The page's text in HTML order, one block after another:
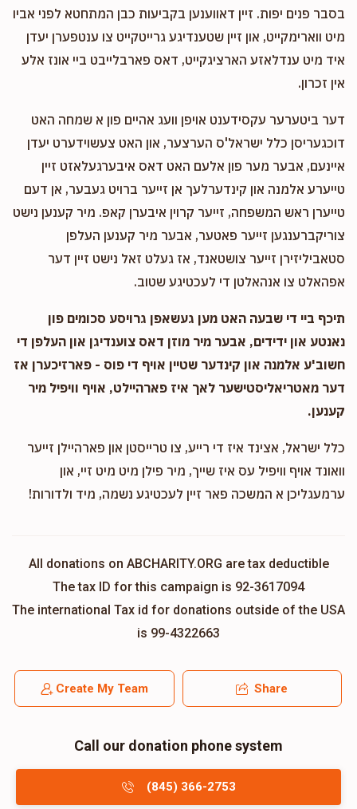
Zishe Greenwald
$0
Donated Donors
בסבר פנים יפות. זיין דאווענען בקביעות כבן המתחטא לפני אביו
מיט ווארימקייט, און זיין שטענדיגע גרייטקייט צו ענטפערן יעדן
איד מיט ענדלאזע הארציגקייט, דאס פארבלייבט ביי אונז אלע
אין זכרון.
דער ביטערער עקסידענט אויפן וועג אהיים פון א שמחה האט
דוכגעריסן כלל ישראל'ס הערצער, און האט צעשוידערט יעדן
איינעם, אבער מער פון אלעם האט דאס איבערגעלאזט זיין
טייערע אלמנה און קינדערלעך אן זייער ברויט געבער, אן דעם
טייערן ראש המשפחה, זייער קרוין איבערן קאפ. מיר קענען נישט
צוריקברענגען זייער פאטער, אבער מיר קענען העלפן
סטאביליזירן זייער צושטאנד, אז געלט זאל נישט זיין דער
אפהאלט צו אנהאלטן די לעכטיגע שטוב.
תיכף ביי די שבעה האט מען געשאפן גרויסע סכומים פון
נאנטע און ידידים, אבער מיר מוזן דאס צוענדיגן און העלפן די
חשוב'ע אלמנה און קינדער שטיין אויף די פוס - פארזיכערן אז
דער מאטריאליסטישער לאך איז פארהיילט, אויף וויפיל מיר
קענען.
כלל ישראל, אצינד איז די רייע, צו טרייסטן און פארהיילן זייער
וואונד אויף וויפיל עס איז שייך, מיר פילן מיט מיט זיי, און
ערמעגליכן א המשכה פאר זיין לעכטיגע נשמה, מיד ולדורות!
All donations on ABCHARITY.ORG are tax deductible
The tax ID for this campaign is 92-3617094
The international Tax id for donations outside of the USA
is 99-4322663
Create My Team Share
Call our donation phone system
(845) 366-2753